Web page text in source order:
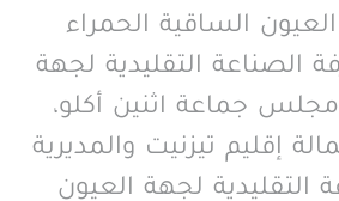
الساقية الحمراء
الصناعة التقليدية لجهة
جماعة اثنين أكلو،
إقليم تيزنيت والمديرية
التقليدية لجهة العيون